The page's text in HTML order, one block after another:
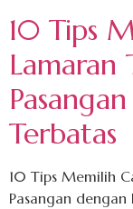
10 Tips
Lamaran
Terbatas
10 Tips Memilih
Pasangan